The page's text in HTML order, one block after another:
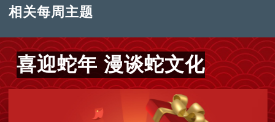
相关每周主题
喜迎蛇年 漫谈蛇文化